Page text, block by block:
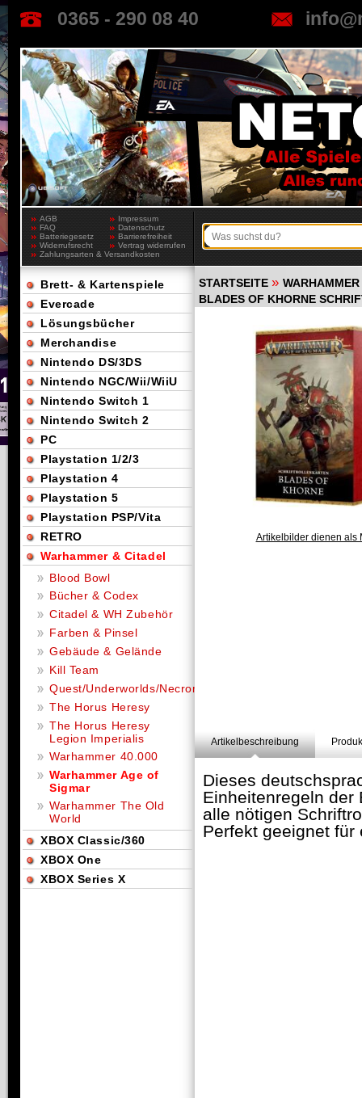
0365 - 290 08 40
AGB
Impressum
FAQ
Datenschutz
Batteriegesetz
Barrierefreiheit
Widerrufsrecht
Vertrag widerrufen
Zahlungsarten & Versandkosten
STARTSEITE »
BLADES OF KHORNE
Artikelbilder dienen als
Artikelbeschreibung
Dieses
Einheitenregeln der
alle nötigen
Perfekt geeignet
Brett- & Kartenspiele
Evercade
Lösungsbücher
Merchandise
Nintendo DS/3DS
Nintendo NGC/Wii/WiiU
Nintendo Switch 1
Nintendo Switch 2
PC
Playstation 1/2/3
Playstation 4
Playstation 5
Playstation PSP/Vita
RETRO
Warhammer & Citadel
Blood Bowl
Bücher & Codex
Citadel & WH Zubehör
Farben & Pinsel
Gebäude & Gelände
Kill Team
Quest/Underworlds/Necromunda
The Horus Heresy
The Horus Heresy
Legion Imperialis
Warhammer 40.000
Warhammer Age of
Sigmar
Warhammer The Old
World
XBOX Classic/360
XBOX One
XBOX Series X